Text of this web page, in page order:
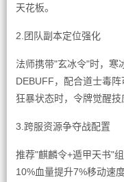
天花板。
2.团队副本定位强化
法师携带"玄冰令"时，寒
DEBUFF，配合道士毒
狂暴状态时，令牌觉醒技
3.跨服资源争夺战配置
推荐"麒麟令+遁甲天书"
10%血量提升7%移动速